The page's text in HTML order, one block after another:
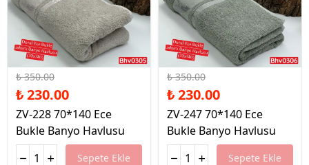
%34 İndirim
₺ 350.00
₺ 230.00
ZV-228 70*140 Ece
Bukle Banyo Havlusu
Sepete Ekle
%34 İndirim
₺ 350.00
₺ 230.00
ZV-247 70*140 Ece
Bukle Banyo Havlusu
Sepete Ekle